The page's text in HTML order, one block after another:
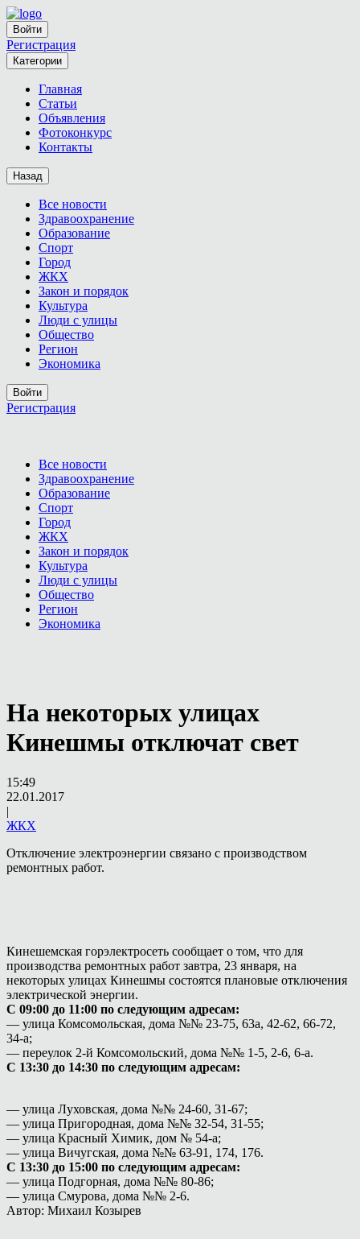
Войти
Регистрация
Категории
Главная
Статьи
Объявления
Фотоконкурс
Контакты
Назад
Все новости
Здравоохранение
Образование
Спорт
Город
ЖКХ
Закон и порядок
Культура
Люди с улицы
Общество
Регион
Экономика
Войти
Регистрация
Все новости
Здравоохранение
Образование
Спорт
Город
ЖКХ
Закон и порядок
Культура
Люди с улицы
Общество
Регион
Экономика
На некоторых улицах
Кинешмы отключат свет
15:49
22.01.2017
|
ЖКХ
Отключение электроэнергии связано с производством
ремонтных работ.
Кинешемская горэлектросеть сообщает о том, что для
производства ремонтных работ завтра, 23 января, на
некоторых улицах Кинешмы состоятся плановые отключения
электрической энергии.
С 09:00 до 11:00 по следующим адресам:
— улица Комсомольская, дома №№ 23-75, 63а, 42-62, 66-72,
34-а;
— переулок 2-й Комсомольский, дома №№ 1-5, 2-6, 6-а.
С 13:30 до 14:30 по следующим адресам:
— улица Луховская, дома №№ 24-60, 31-67;
— улица Пригородная, дома №№ 32-54, 31-55;
— улица Красный Химик, дом № 54-а;
— улица Вичугская, дома №№ 63-91, 174, 176.
С 13:30 до 15:00 по следующим адресам:
— улица Подгорная, дома №№ 80-86;
— улица Смурова, дома №№ 2-6.
Автор: Михаил Козырев